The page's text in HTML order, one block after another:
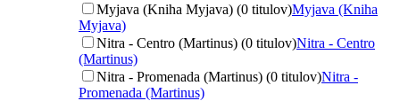
Myjava (Kniha Myjava) (0 titulov)Myjava (Kniha
Myjava)
Nitra - Centro (Martinus) (0 titulov)Nitra - Centro
(Martinus)
Nitra - Promenada (Martinus) (0 titulov)Nitra -
Promenada (Martinus)